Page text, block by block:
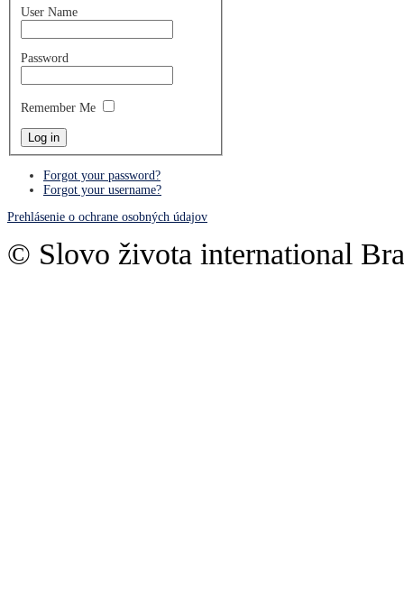
User Name
Password
Remember Me
Forgot your password?
Forgot your username?
Prehlásenie o ochrane osobných údajov
© Slovo života international